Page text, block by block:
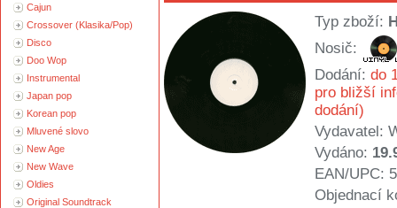
Cajun
Crossover (Klasika/Pop)
Disco
Doo Wop
Instrumental
Japan pop
Korean pop
Mluvené slovo
New Age
New Wave
Oldies
Original Soundtrack
Typ zboží:
Nosič:
Dodání: do
pro bližší
dodání)
Vydavatel:
Vydáno:
EAN/UPC:
Objednací